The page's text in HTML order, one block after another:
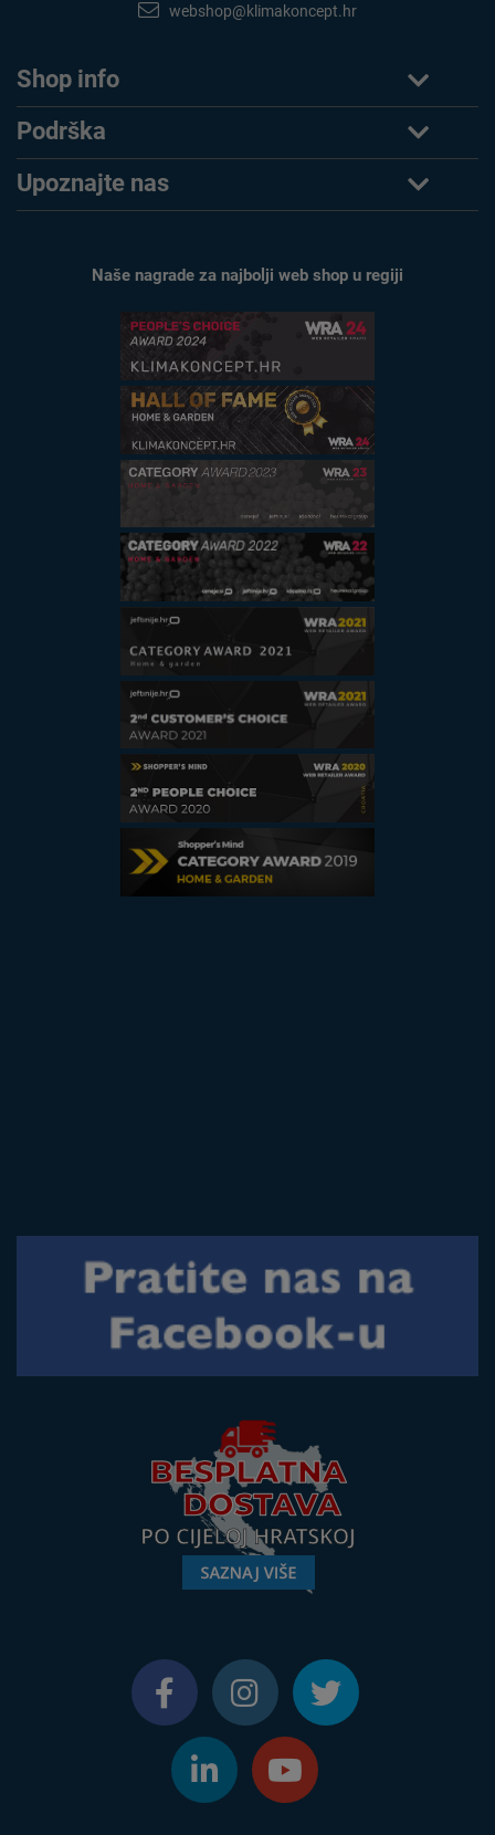
webshop@klimakoncept.hr
Shop info
Podrška
Upoznajte nas
Naše nagrade za najbolji web shop u regiji